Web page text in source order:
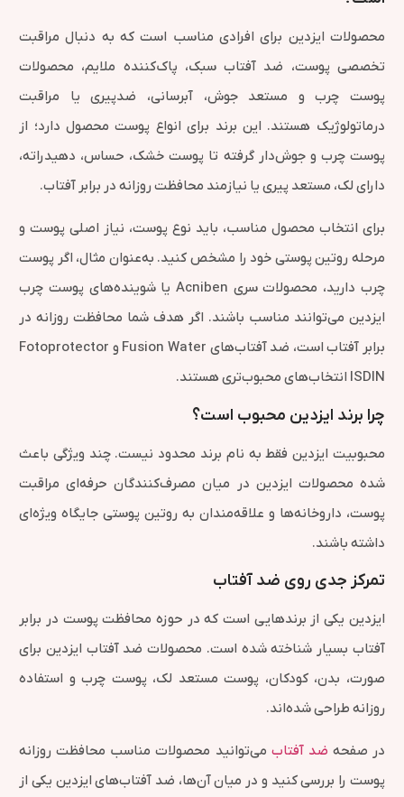
محصولات ایزدین برای افرادی مناسب است که به دنبال مراقبت
تخصصی پوست، ضد آفتاب سبک، پاک‌کننده ملایم، محصولات
پوست چرب و مستعد جوش، آبرسانی، ضدپیری یا مراقبت
درماتولوژیک هستند. این برند برای انواع پوست محصول دارد؛ از
پوست چرب و جوش‌دار گرفته تا پوست خشک، حساس، دهیدراته،
دارای لک، مستعد پیری یا نیازمند محافظت روزانه در برابر آفتاب.
برای انتخاب محصول مناسب، باید نوع پوست، نیاز اصلی پوست و
مرحله روتین پوستی خود را مشخص کنید. به‌عنوان مثال، اگر پوست
چرب دارید، محصولات سری Acniben یا شوینده‌های پوست چرب
ایزدین می‌توانند مناسب باشند. اگر هدف شما محافظت روزانه در
برابر آفتاب است، ضد آفتاب‌های Fusion Water و Fotoprotector
ISDIN انتخاب‌های محبوب‌تری هستند.
چرا برند ایزدین محبوب است؟
محبوبیت ایزدین فقط به نام برند محدود نیست. چند ویژگی باعث
شده محصولات ایزدین در میان مصرف‌کنندگان حرفه‌ای مراقبت
پوست، داروخانه‌ها و علاقه‌مندان به روتین پوستی جایگاه ویژه‌ای
داشته باشند.
تمرکز جدی روی ضد آفتاب
ایزدین یکی از برندهایی است که در حوزه محافظت پوست در برابر
آفتاب بسیار شناخته شده است. محصولات ضد آفتاب ایزدین برای
صورت، بدن، کودکان، پوست مستعد لک، پوست چرب و استفاده
روزانه طراحی شده‌اند.
در صفحه ضد آفتاب می‌توانید محصولات مناسب محافظت روزانه
پوست را بررسی کنید و در میان آن‌ها، ضد آفتاب‌های ایزدین یکی از